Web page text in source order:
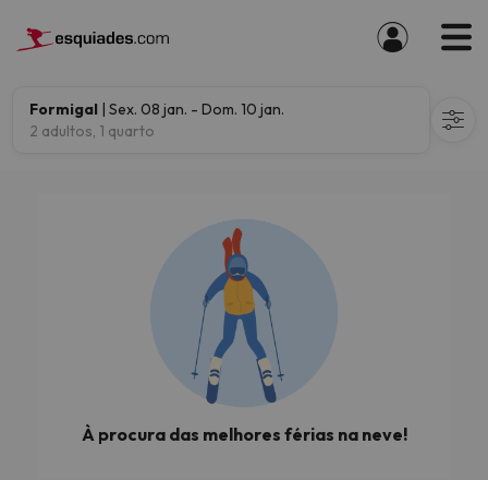
Formigal | Sex. 08 jan. - Dom. 10 jan.
2 adultos, 1 quarto
À procura das melhores férias na neve!